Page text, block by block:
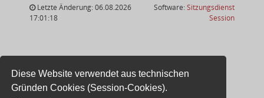
Diese Website verwendet aus technischen
Gründen Cookies (Session-Cookies).
Letzte Änderung: 06.08.2026
17:01:18
Software:Sitzungsdienst
Session(Wird in